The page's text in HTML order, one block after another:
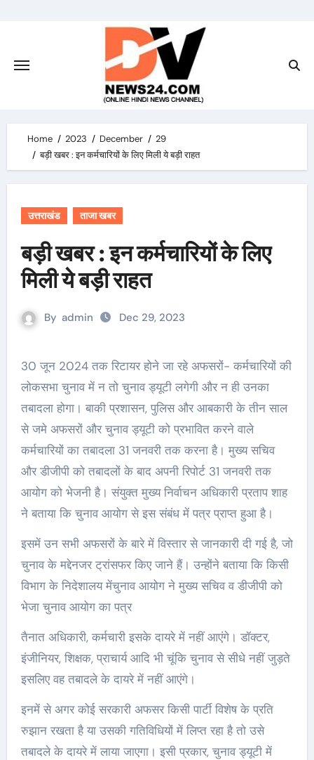
Home 2023 December
29
बड़ी खबर : इन कर्मचारियों के लिए मिली ये बड़ी राहत
उत्तराखंड ताजा खबर
बड़ी खबर : इन कर्मचारियों के लिए
मिली ये बड़ी राहत
By admin Dec 29, 2023
30 जून 2024 तक रिटायर होने जा रहे अफसरों- कर्मचारियों की
लोकसभा चुनाव में न तो चुनाव ड्यूटी लगेगी और न ही उनका
तबादला होगा। बाकी प्रशासन, पुलिस और आबकारी के तीन साल
से जमे अफसरों और चुनाव ड्यूटी को प्रभावित करने वाले
कर्मचारियों का तबादला 31 जनवरी तक करना है। मुख्य सचिव
और डीजीपी को तबादलों के बाद अपनी रिपोर्ट 31 जनवरी तक
आयोग को भेजनी है। संयुक्त मुख्य निर्वाचन अधिकारी प्रताप शाह
ने बताया कि चुनाव आयोग से इस संबंध में पत्र प्राप्त हुआ है।
इसमें उन सभी अफसरों के बारे में विस्तार से जानकारी दी गई है, जो
चुनाव के मद्देनजर ट्रांसफर किए जाने हैं। उन्होंने बताया कि किसी
विभाग के निदेशालय मेंचुनाव आयोग ने मुख्य सचिव व डीजीपी को
भेजा चुनाव आयोग का पत्र
तैनात अधिकारी, कर्मचारी इसके दायरे में नहीं आएंगे। डॉक्टर,
इंजीनियर, शिक्षक, प्राचार्य आदि भी चूंकि चुनाव से सीधे नहीं जुड़ते
इसलिए वह तबादले के दायरे में नहीं आएंगे।
इनमें से अगर कोई सरकारी अफसर किसी पार्टी विशेष के प्रति
रुझान रखता है या उसकी गतिविधियों में लिप्त रहा है तो उसे
तबादले के दायरे में लाया जाएगा। इसी प्रकार, चुनाव ड्यूटी में